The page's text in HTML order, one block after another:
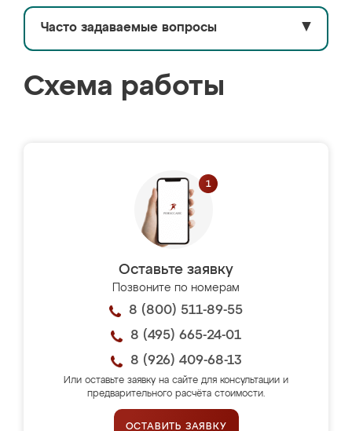
Часто задаваемые вопросы ▼
Схема работы
Оставьте заявку
Позвоните по номерам
8 (800) 511-89-55
8 (495) 665-24-01
8 (926) 409-68-13
Или оставьте заявку на сайте для консультации и
предварительного расчёта стоимости.
ОСТАВИТЬ ЗАЯВКУ